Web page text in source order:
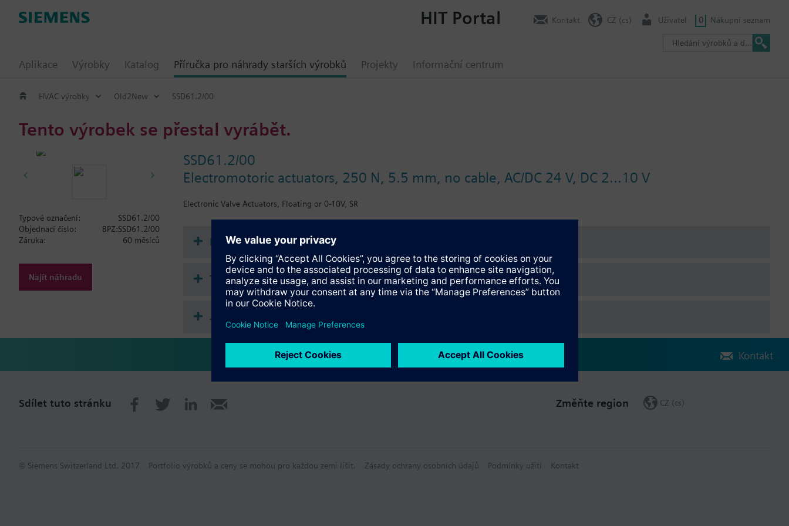
Aplikace Výrobky Katalog Příručka pro náhrady starších výrobků Projekty Informační centrum
HIT Portal Kontakt CZ (cs) Uživatel 0 Nákupní seznam
HVAC výrobky Old2New SSD61.2/00
Tento výrobek se přestal vyrábět.
SSD61.2/00
Electromotoric actuators, 250 N, 5.5 mm, no cable, AC/DC 24 V, DC 2...10 V
Electronic Valve Actuators, Floating or 0-10V, SR
Typové označení:
SSD61.2/00
Objednací číslo:
BPZ:SSD61.2/00
Záruka:
60 měsíců
Najít náhradu
Dokumentace
Technické údaje
Jednotlivě volitelné příslušenství
Kontakt
Sdílet tuto stránku Změňte region CZ (cs)
© Siemens Switzerland Ltd. 2017 Portfolio výrobků a ceny se mohou pro každou zemi lišit. Zásady ochrany osobních údajů Podmínky užití Kontakt